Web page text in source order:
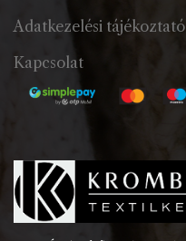
Adatkezelési tájékoztató
Kapcsolat